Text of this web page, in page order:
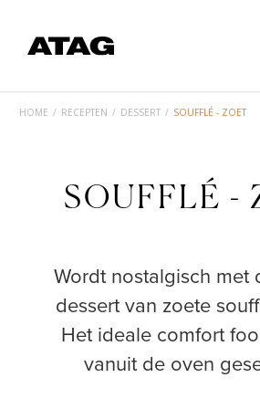
Collectie
Ontdek ATAG
Inspiratie
HOME / RECEPTEN / DESSERT / SOUFFLÉ - ZOET
SOUFFLÉ -
Wordt nostalgisch met
dessert van zoete
Het ideale comfort
vanuit de oven